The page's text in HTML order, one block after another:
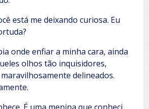
me deixando curiosa. Eu
enfiar a minha cara, ainda
olhos tão inquisidores,
delineados.